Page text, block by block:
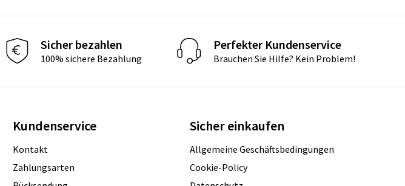
Sicher bezahlen
100% sichere Bezahlung
Perfekter Kundenservice
Brauchen Sie Hilfe? Kein Problem!
Kundenservice
Kontakt
Zahlungsarten
Sicher einkaufen
Allgemeine Geschäftsbedingungen
Cookie-Policy